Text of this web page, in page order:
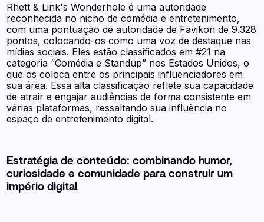
Rhett & Link's Wonderhole é uma autoridade
reconhecida no nicho de comédia e entretenimento,
com uma pontuação de autoridade de Favikon de 9.328
pontos, colocando-os como uma voz de destaque nas
mídias sociais. Eles estão classificados em #21 na
categoria “Comédia e Standup” nos Estados Unidos, o
que os coloca entre os principais influenciadores em
sua área. Essa alta classificação reflete sua capacidade
de atrair e engajar audiências de forma consistente em
várias plataformas, ressaltando sua influência no
espaço de entretenimento digital.
Estratégia de conteúdo: combinando humor,
curiosidade e comunidade para construir um
império digital